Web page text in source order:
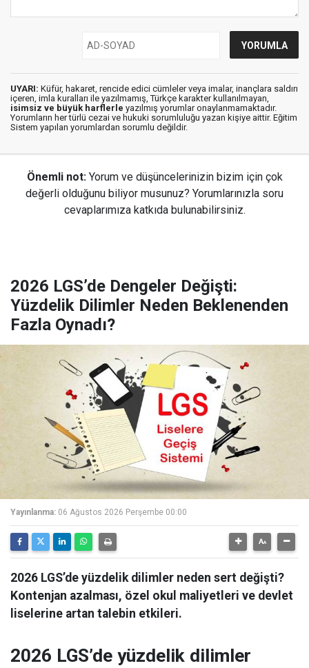
UYARI: Küfür, hakaret, rencide edici cümleler veya imalar, inançlara saldırı
içeren, imla kuralları ile yazılmamış, Türkçe karakter kullanılmayan,
isimsiz ve büyük harflerle yazılmış yorumlar onaylanmamaktadır.
Yorumların her türlü cezai ve hukuki sorumluluğu yazan kişiye aittir. Eğitim
Sistem yapılan yorumlardan sorumlu değildir.
Önemli not: Yorum ve düşüncelerinizin bizim için çok
değerli olduğunu biliyor musunuz? Yorumlarınızla soru
cevaplarımıza katkıda bulunabilirsiniz.
2026 LGS’de Dengeler Değişti:
Yüzdelik Dilimler Neden Beklenenden
Fazla Oynadı?
Yayınlanma: 06 Ağustos 2026 Perşembe 00:00
2026 LGS’de yüzdelik dilimler neden sert değişti?
Kontenjan azalması, özel okul maliyetleri ve devlet
liselerine artan talebin etkileri.
2026 LGS’de yüzdelik dilimler